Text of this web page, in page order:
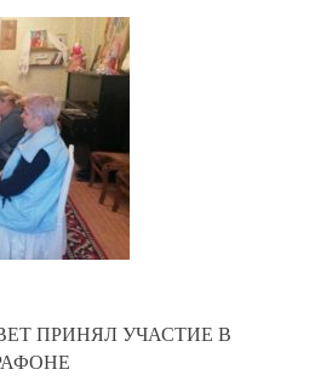
ПРИНЯЛ УЧАСТИЕ В